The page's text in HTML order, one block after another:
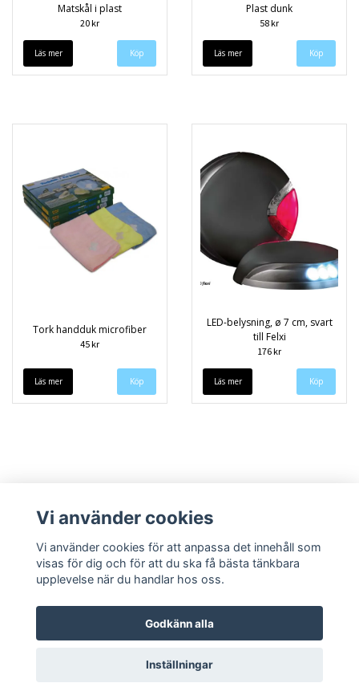
Matskål i plast
20 kr
Läs mer
Plast dunk
58 kr
Läs mer
Tork handduk microfiber
45 kr
Läs mer
LED-belysning, ø 7 cm, svart
till Felxi
176 kr
Läs mer
Köpvillkor Kontakt
© Copyright 2026 Speedieshop
Vi använder cookies
Vi använder cookies för att anpassa det innehåll som
visas för dig och för att du ska få bästa tänkbara
upplevelse när du handlar hos oss.
Godkänn alla
Inställningar